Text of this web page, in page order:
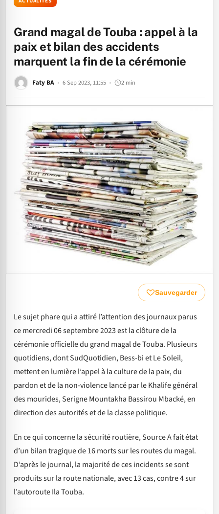
Grand magal de Touba : appel à la
paix et bilan des accidents
marquent la fin de la cérémonie
Faty BA 6 Sep 2023, 11:55 2 min
Sauvegarder
Le sujet phare qui a attiré l’attention des journaux parus
ce mercredi 06 septembre 2023 est la clôture de la
cérémonie officielle du grand magal de Touba. Plusieurs
quotidiens, dont SudQuotidien, Bess-bi et Le Soleil,
mettent en lumière l’appel à la culture de la paix, du
pardon et de la non-violence lancé par le Khalife général
des mourides, Serigne Mountakha Bassirou Mbacké, en
direction des autorités et de la classe politique.
En ce qui concerne la sécurité routière, Source A fait état
d’un bilan tragique de 16 morts sur les routes du magal.
D’après le journal, la majorité de ces incidents se sont
produits sur la route nationale, avec 13 cas, contre 4 sur
l’autoroute Ila Touba.